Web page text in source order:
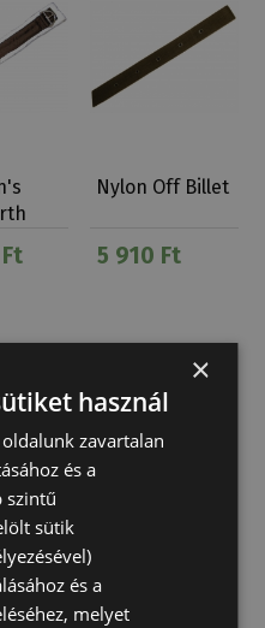
Nylon Off Billet
5 910 Ft
×
használ
zavartalan
és a
szintű
sütik
és a
melyet